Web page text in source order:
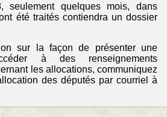
seulement quelques mois, dans
été traités contiendra un dossier
sur la façon de présenter une
à des renseignements
les allocations, communiquez
des députés par courriel à